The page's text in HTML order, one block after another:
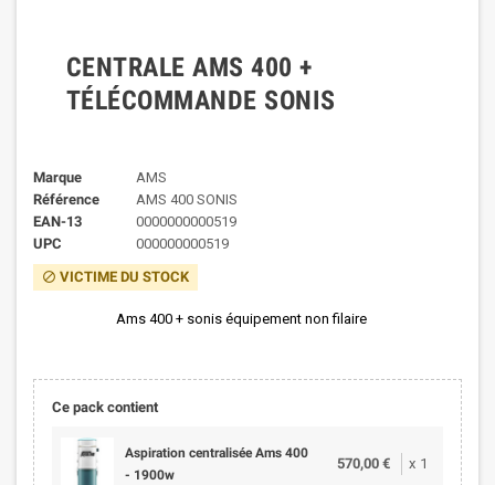
CENTRALE AMS 400 +
TÉLÉCOMMANDE SONIS
Marque
AMS
Référence
AMS 400 SONIS
EAN-13
0000000000519
UPC
000000000519
block VICTIME DU STOCK
Ams 400 + sonis équipement non filaire
Ce pack contient
Aspiration centralisée Ams 400
- 1900w
570,00 € x 1